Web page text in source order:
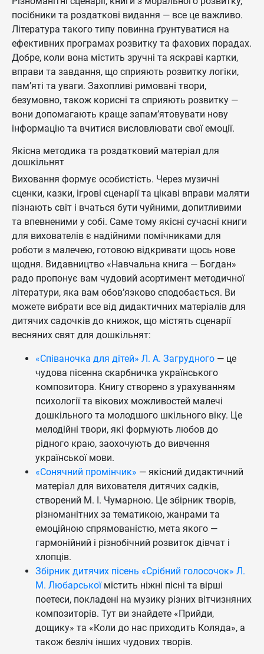
посібники та роздаткові видання — все це важливо.
Література такого типу повинна ґрунтуватися на
ефективних програмах розвитку та фахових порадах.
Добре, коли вона містить зручні та яскраві картки,
вправи та завдання, що сприяють розвитку логіки,
пам’яті та уваги. Захопливі римовані твори,
безумовно, також корисні та сприяють розвитку —
вони допомагають краще запам’ятовувати нову
інформацію та вчитися висловлювати свої емоції.
Якісна методика та роздатковий матеріал для
дошкільнят
Виховання формує особистість. Через музичні
сценки, казки, ігрові сценарії та цікаві вправи маляти
пізнають світ і вчаться бути чуйними, допитливими
та впевненими у собі. Саме тому якісні сучасні книги
для вихователів є надійними помічниками для
роботи з малечею, готовою відкривати щось нове
щодня. Видавництво «Навчальна книга — Богдан»
радо пропонує вам чудовий асортимент методичної
літератури, яка вам обов’язково сподобається. Ви
можете вибрати все від дидактичних матеріалів для
дитячих садочків до книжок, що містять сценарії
весняних свят для дошкільнят:
«Співаночка для дітей» Л. А. Загрудного — це
чудова пісенна скарбничка українського
композитора. Книгу створено з урахуванням
психології та вікових можливостей малечі
дошкільного та молодшого шкільного віку. Це
мелодійні твори, які формують любов до
рідного краю, заохочують до вивчення
української мови.
«Сонячний промінчик» — якісний дидактичний
матеріал для вихователя дитячих садків,
створений М. І. Чумарною. Це збірник творів,
різноманітних за тематикою, жанрами та
емоційною спрямованістю, мета якого —
гармонійний і різнобічний розвиток дівчат і
хлопців.
Збірник дитячих пісень «Срібний голосочок» Л.
М. Любарськоїмістить ніжні пісні та вірші
поетеси, покладені на музику різних вітчизняних
композиторів. Тут ви знайдете «Прийди,
дощику» та «Коли до нас приходить Коляда», а
також безліч інших чудових творів.